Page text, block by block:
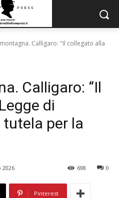
Calligaro: "Il collegato alla
Calligaro: “Il
di
per la
2026 0
698
Pinterest